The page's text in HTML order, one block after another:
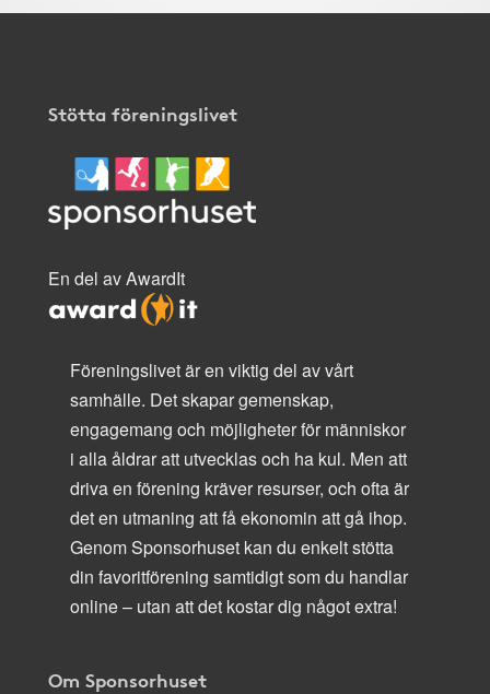
Stötta föreningslivet
En del av AwardIt
Föreningslivet är en viktig del av vårt
samhälle. Det skapar gemenskap,
engagemang och möjligheter för människor
i alla åldrar att utvecklas och ha kul. Men att
driva en förening kräver resurser, och ofta är
det en utmaning att få ekonomin att gå ihop.
Genom Sponsorhuset kan du enkelt stötta
din favoritförening samtidigt som du handlar
online – utan att det kostar dig något extra!
Om Sponsorhuset